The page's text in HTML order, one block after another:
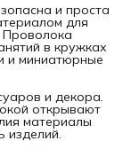
и проста
для
Проволока
в кружках
и миниатюрные
и декора.
открывают
материалы
изделий.